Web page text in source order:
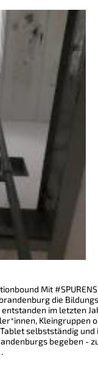
Mit
die
im letzten
Kleingruppen
selbstständig
begeben -